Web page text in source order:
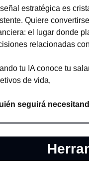
estratégica es
Quiere
el lugar donde
relacionadas
tu IA conoce tu
de vida,
seguirá